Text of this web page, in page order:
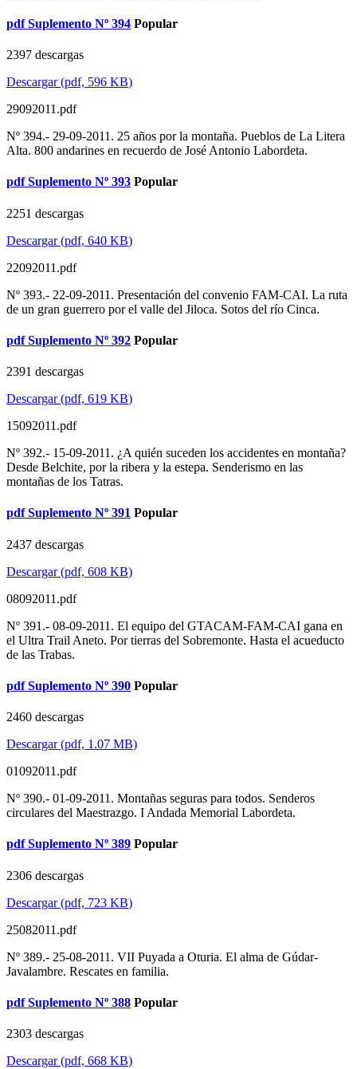
pdf Suplemento Nº 394 Popular
2397 descargas
Descargar(pdf, 596 KB)
29092011.pdf
Nº 394.- 29-09-2011. 25 años por la montaña. Pueblos de La Litera
Alta. 800 andarines en recuerdo de José Antonio Labordeta.
pdf Suplemento Nº 393 Popular
2251 descargas
Descargar(pdf, 640 KB)
22092011.pdf
Nº 393.- 22-09-2011. Presentación del convenio FAM-CAI. La ruta
de un gran guerrero por el valle del Jiloca. Sotos del río Cinca.
pdf Suplemento Nº 392 Popular
2391 descargas
Descargar(pdf, 619 KB)
15092011.pdf
Nº 392.- 15-09-2011. ¿A quién suceden los accidentes en montaña?
Desde Belchite, por la ribera y la estepa. Senderismo en las
montañas de los Tatras.
pdf Suplemento Nº 391 Popular
2437 descargas
Descargar(pdf, 608 KB)
08092011.pdf
Nº 391.- 08-09-2011. El equipo del GTACAM-FAM-CAI gana en
el Ultra Trail Aneto. Por tierras del Sobremonte. Hasta el acueducto
de las Trabas.
pdf Suplemento Nº 390 Popular
2460 descargas
Descargar(pdf, 1.07 MB)
01092011.pdf
Nº 390.- 01-09-2011. Montañas seguras para todos. Senderos
circulares del Maestrazgo. I Andada Memorial Labordeta.
pdf Suplemento Nº 389 Popular
2306 descargas
Descargar(pdf, 723 KB)
25082011.pdf
Nº 389.- 25-08-2011. VII Puyada a Oturia. El alma de Gúdar-
Javalambre. Rescates en familia.
pdf Suplemento Nº 388 Popular
2303 descargas
Descargar(pdf, 668 KB)